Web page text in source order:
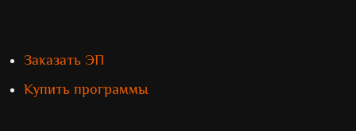
Заказать ЭП
Купить программы